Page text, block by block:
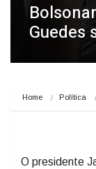
Guedes
Home Política
O presidente